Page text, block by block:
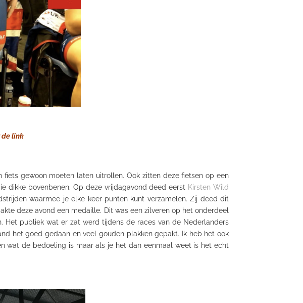
gewoon moeten laten uitrollen. Ook zitten deze fietsen op een
dikke bovenbenen. Op deze vrijdagavond deed eerst Kirsten Wild
waarmee je elke keer punten kunt verzamelen. Zij deed dit
deze avond een medaille. Dit was een zilveren op het onderdeel
Het publiek wat er zat werd tijdens de races van de Nederlanders
het goed gedaan en veel gouden plakken gepakt. Ik heb het ook
wat de bedoeling is maar als je het dan eenmaal weet is het echt